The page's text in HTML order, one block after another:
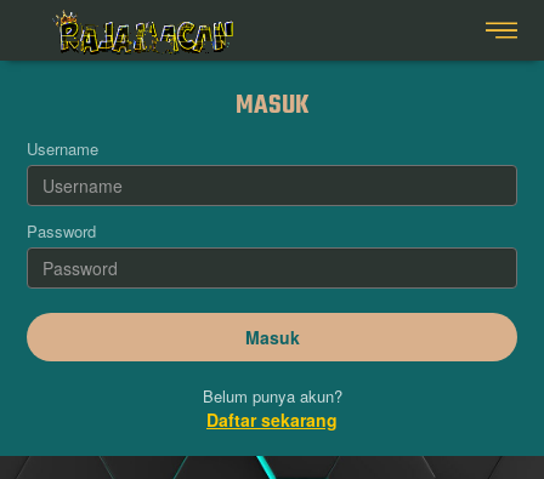
MASUK
Username
Password
Belum punya akun?
Daftar sekarang